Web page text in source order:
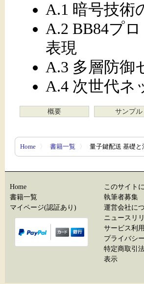
A.1 暗号技術
A.2 BB84プ
表現
A.3 多層防御
A.4 次世代ネ
概要 サンプル
Home 〉 書籍一覧 〉 量子鍵配送 基礎と
Home
書籍一覧
マイページ(認証あり)
このサイト
執筆者募集
運営会社に
ニュースリ
サービス利
プライバシ
特定商取引
表示